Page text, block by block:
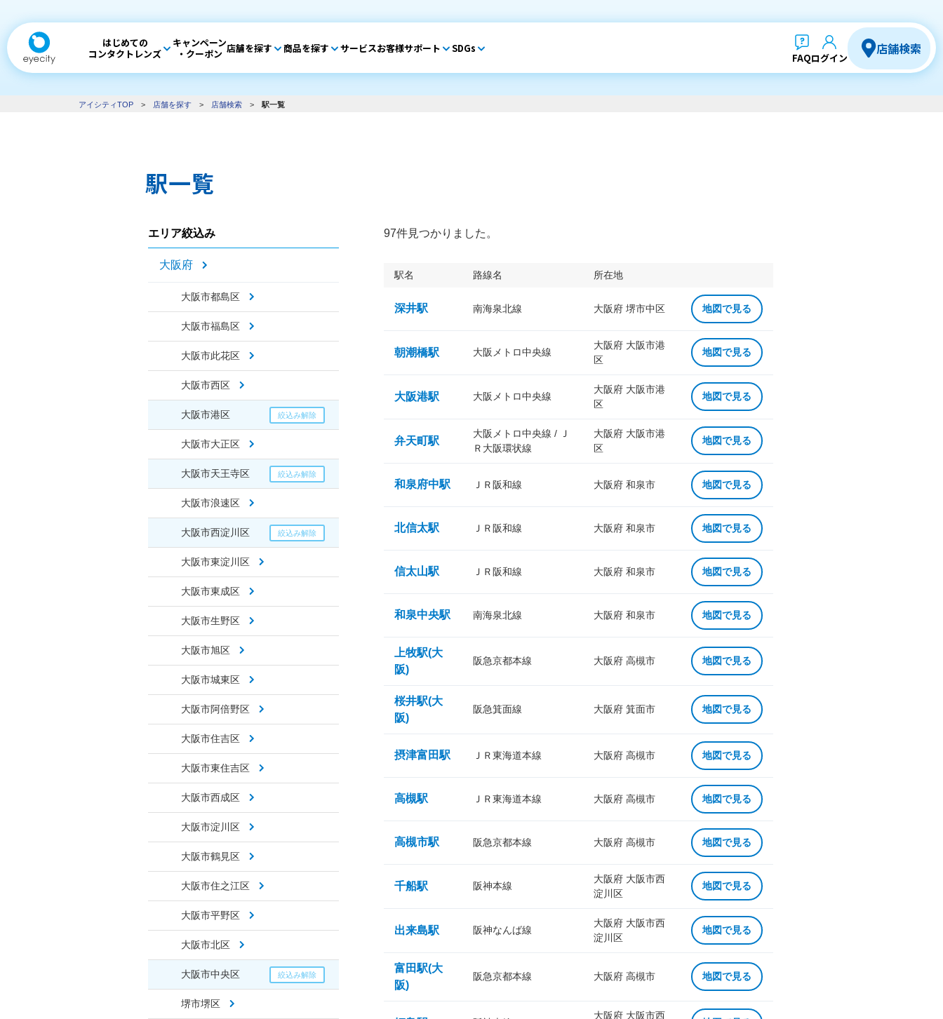
はじめての
コンタクトレンズ
キャンペーン
・クーポン 店舗を探す 商品を探す サービスお客様サポート SDGs
FAQログイン
店舗検索
アイシティTOP > 店舗を探す > 店舗検索 > 駅一覧
駅一覧
エリア絞込み
大阪府
大阪市都島区
大阪市福島区
大阪市此花区
大阪市西区
大阪市港区
大阪市大正区
大阪市天王寺区
大阪市浪速区
大阪市西淀川区
大阪市東淀川区
大阪市東成区
大阪市生野区
大阪市旭区
大阪市城東区
大阪市阿倍野区
大阪市住吉区
大阪市東住吉区
大阪市西成区
大阪市淀川区
大阪市鶴見区
大阪市住之江区
大阪市平野区
大阪市北区
大阪市中央区
堺市堺区
97件見つかりました。
駅名 路線名 所在地
深井駅 南海泉北線 大阪府 堺市中区 地図で見る
朝潮橋駅 大阪メトロ中央線
大阪府 大阪市港
区
地図で見る
大阪港駅 大阪メトロ中央線
大阪府 大阪市港
区
地図で見る
弁天町駅
大阪メトロ中央線 / Ｊ
Ｒ大阪環状線
大阪府 大阪市港
区
地図で見る
和泉府中駅 ＪＲ阪和線 大阪府 和泉市 地図で見る
北信太駅 ＪＲ阪和線 大阪府 和泉市 地図で見る
信太山駅 ＪＲ阪和線 大阪府 和泉市 地図で見る
和泉中央駅 南海泉北線 大阪府 和泉市 地図で見る
上牧駅(大
阪)
阪急京都本線 大阪府 高槻市 地図で見る
桜井駅(大
阪)
阪急箕面線 大阪府 箕面市 地図で見る
摂津富田駅 ＪＲ東海道本線 大阪府 高槻市 地図で見る
高槻駅 ＪＲ東海道本線 大阪府 高槻市 地図で見る
高槻市駅 阪急京都本線 大阪府 高槻市 地図で見る
千船駅 阪神本線
大阪府 大阪市西
淀川区
地図で見る
出来島駅 阪神なんば線
大阪府 大阪市西
淀川区
地図で見る
富田駅(大
阪)
阪急京都本線 大阪府 高槻市 地図で見る
大阪府 大阪市西